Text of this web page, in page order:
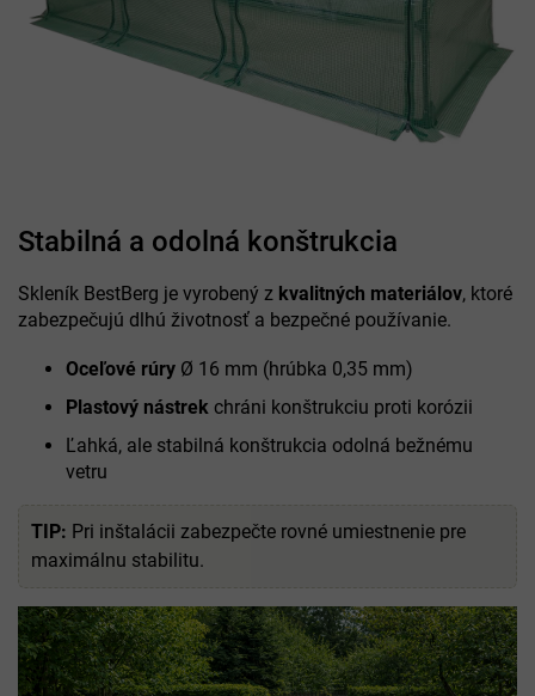
Stabilná a odolná konštrukcia
Skleník BestBerg je vyrobený z kvalitných materiálov, ktoré
zabezpečujú dlhú životnosť a bezpečné používanie.
Oceľové rúry Ø 16 mm (hrúbka 0,35 mm)
Plastový nástrek chráni konštrukciu proti korózii
Ľahká, ale stabilná konštrukcia odolná bežnému
vetru
TIP: Pri inštalácii zabezpečte rovné umiestnenie pre
maximálnu stabilitu.